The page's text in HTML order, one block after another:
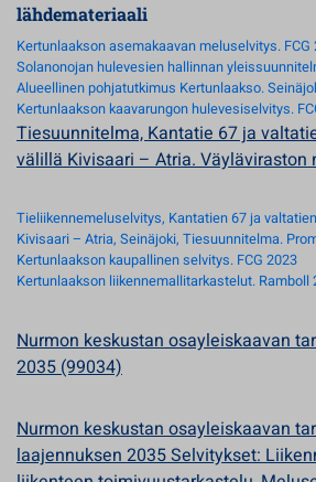
lähdemateriaali
Kertunlaakson asemakaavan meluselvitys. FCG
Solanonojan hulevesien hallinnan
Alueellinen pohjatutkimus Kertunlaakso.
Kertunlaakson kaavarungon hulevesiselvitys.
Tiesuunnitelma, Kantatie 67 ja
välillä Kivisaari – Atria. Väyläviraston
Tieliikennemeluselvitys, Kantatien 67 ja
Kivisaari – Atria, Seinäjoki, Tiesuunnitelma.
Kertunlaakson kaupallinen selvitys. FCG 2023
Kertunlaakson liikennemallitarkastelut. Ramboll
Nurmon keskustan osayleiskaavan
2035 (99034)
Nurmon keskustan osayleiskaavan
laajennuksen 2035 Selvitykset: